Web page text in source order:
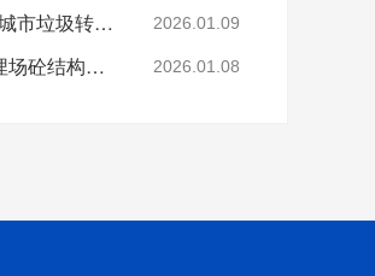
烟台鲁蒙高分子树脂防水防腐涂料可应用于城市垃圾转运车 2026.01.09
鲁蒙VRA-LM®混凝土结构防腐涂料垃圾掩埋场砼结构防腐 2026.01.08